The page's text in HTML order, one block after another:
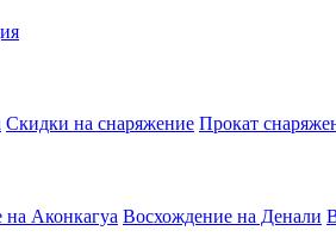
Скидки на снаряжение Прокат
Аконкагуа Восхождение на Денали